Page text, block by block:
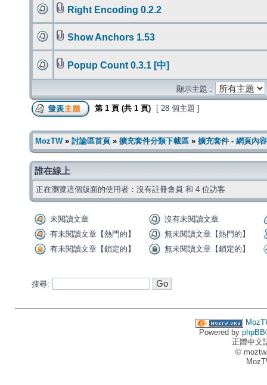
Right Encoding 0.2.2
Show Anchors 1.53
Popup Count 0.3.1 [中]
顯示主題 :
第 1 頁 (共 1 頁) [ 28 個主題 ]
MozTW» 討論區首頁 » 擴充套件分類下載區 » 擴充套件 - 網頁內
誰在線上
正在瀏覽這個版面的使用者：沒有註冊會員 和 4 位訪客
未閱讀文章
沒有未閱讀文章
有未閱讀文章【熱門的】
無未閱讀文章【熱門的】
有未閱讀文章【鎖定的】
無未閱讀文章【鎖定的】
搜尋:
Powered by phpBB
正體中文
©